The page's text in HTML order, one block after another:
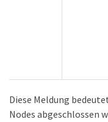
Diese Meldung
Nodes abgeschlossen